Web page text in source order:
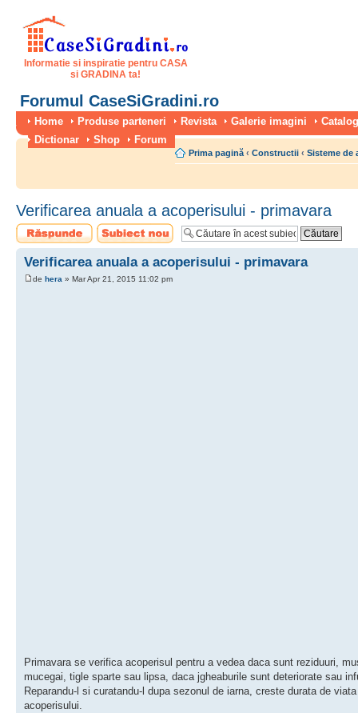
Informatie si inspiratie pentru CASA
si GRADINA ta!
Forumul CaseSiGradini.ro
Home Produse parteneri Revista Galerie imagini
Dictionar
Shop Forum
Prima pagină ‹ Constructii ‹ Sisteme de
Verificarea anuala a acoperisului - primavara
Scrie un răspuns
Scrie un subiect
nou
Verificarea anuala a acoperisului - primavara
de hera » Mar Apr 21, 2015 11:02 pm
Primavara se verifica acoperisul pentru a vedea daca sunt reziduuri,
mucegai, tigle sparte sau lipsa, daca jgheaburile sunt deteriorate sau
Reparandu-l si curatandu-l dupa sezonul de iarna, creste durata de
acoperisului.